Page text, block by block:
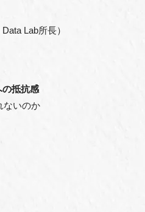
Lab所長）
の抵抗感
ないのか